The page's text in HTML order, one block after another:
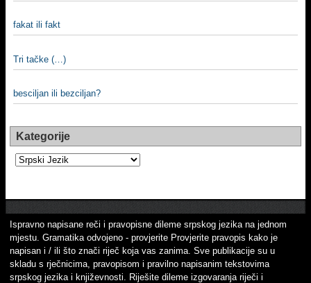
fakat ili fakt
Tri tačke (…)
besciljan ili bezciljan?
Kategorije
Kategorije
Ispravno napisane reči i pravopisne dileme srpskog jezika na jednom
mjestu. Gramatika odvojeno - provjerite Provjerite pravopis kako je
napisan i / ili što znači riječ koja vas zanima. Sve publikacije su u
skladu s rječnicima, pravopisom i pravilno napisanim tekstovima
srpskog jezika i književnosti. Riješite dileme izgovaranja riječi i